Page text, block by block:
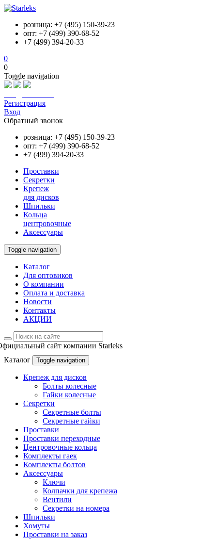
розница: +7 (495) 150-39-23
опт: +7 (499) 390-68-52
+7 (499) 394-20-33
0
0
Toggle navigation
Регистрация
Вход
Обратный звонок
розница: +7 (495) 150-39-23
опт: +7 (499) 390-68-52
+7 (499) 394-20-33
Проставки
Секретки
Крепеж
для дисков
Шпильки
Кольца
центровочные
Аксессуары
Toggle navigation
Каталог
Для оптовиков
О компании
Оплата и доставка
Новости
Контакты
АКЦИИ
сайт компании Starleks
Каталог
Toggle navigation
Крепеж для дисков
Болты колесные
Гайки колесные
Секретки
Секретные болты
Секретные гайки
Проставки
Проставки переходные
Центровочные кольца
Комплекты гаек
Комплекты болтов
Аксессуары
Ключи
Колпачки для крепежа
Вентили
Секретки на номера
Шпильки
Хомуты
Проставки на заказ